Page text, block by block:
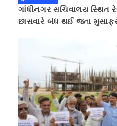
ગાંધીનગર સચિવાલય સ્થિત
છાસવારે બંધ થઈ જતા